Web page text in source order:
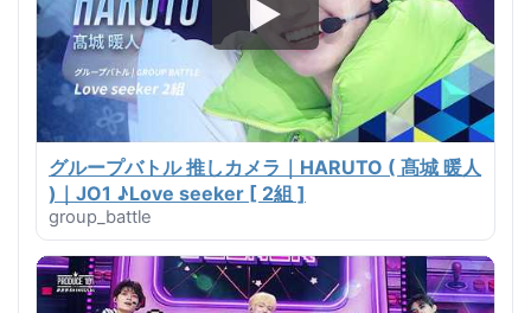
グループバトル 推しカメラ｜HARUTO ( 髙城 暖人
)｜JO1 ♪Love seeker [ 2組 ]
group_battle